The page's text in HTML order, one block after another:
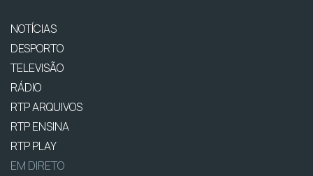
NOTÍCIAS
DESPORTO
TELEVISÃO
RÁDIO
RTP ARQUIVOS
RTP ENSINA
RTP PLAY
EM DIRETO